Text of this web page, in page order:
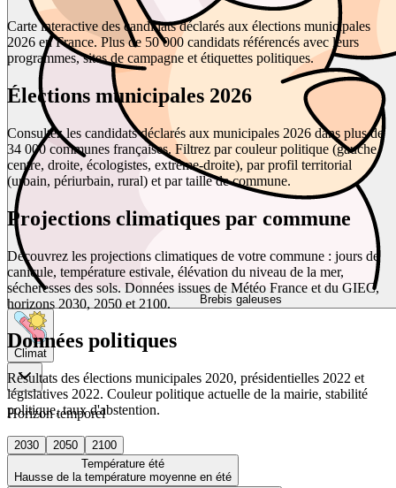
Brebis galeuses
Climat
Horizon temporel
2030 2050
2100
Température été
Hausse de la température moyenne en été
Carte interactive des candidats déclarés aux élections municipales
2026 en France. Plus de 50 000 candidats référencés avec leurs
programmes, sites de campagne et étiquettes politiques.
Élections municipales 2026
Consultez les candidats déclarés aux municipales 2026 dans plus de
34 000 communes françaises. Filtrez par couleur politique (gauche,
centre, droite, écologistes, extrême-droite), par profil territorial
(urbain, périurbain, rural) et par taille de commune.
Projections climatiques par commune
Découvrez les projections climatiques de votre commune : jours de
canicule, température estivale, élévation du niveau de la mer,
sécheresses des sols. Données issues de Météo France et du GIEC,
horizons 2030, 2050 et 2100.
Données politiques
Résultats des élections municipales 2020, présidentielles 2022 et
législatives 2022. Couleur politique actuelle de la mairie, stabilité
politique, taux d'abstention.